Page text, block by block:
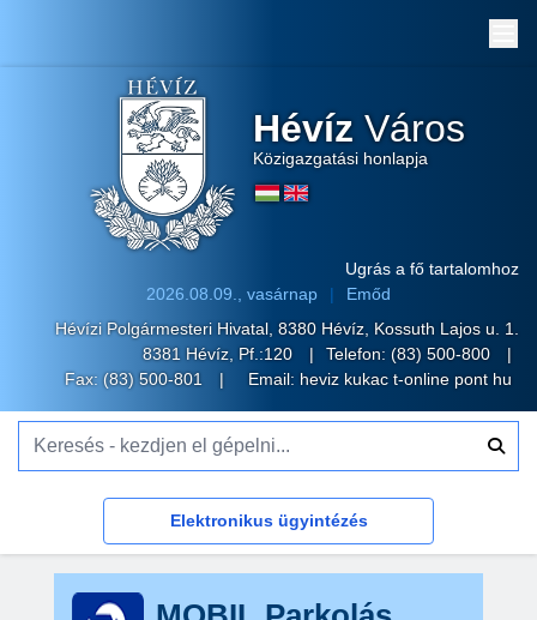
Hévíz Város
Közigazgatási honlapja
Ugrás a fő tartalomhoz
2026.08.09., vasárnap
Emőd
Hévízi Polgármesteri Hivatal, 8380 Hévíz, Kossuth Lajos u. 1.
8381 Hévíz, Pf.:120
Telefon: (83) 500-800
Fax: (83) 500-801
Email: heviz kukac t-online pont hu
Elektronikus ügyintézés